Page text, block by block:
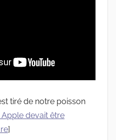
tiré de notre poisson
Apple devait être
]